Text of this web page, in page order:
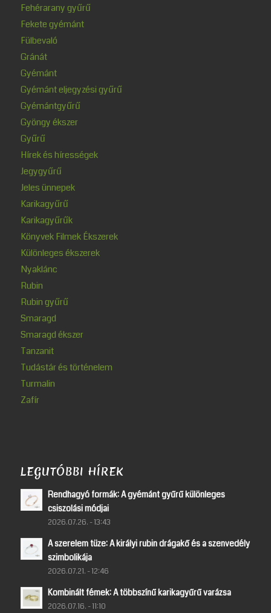
Fehérarany gyűrű
Fekete gyémánt
Fülbevaló
Gránát
Gyémánt
Gyémánt eljegyzési gyűrű
Gyémántgyűrű
Gyöngy ékszer
Gyűrű
Hírek és hírességek
Jegygyűrű
Jeles ünnepek
Karikagyűrű
Karikagyűrűk
Könyvek Filmek Ékszerek
Különleges ékszerek
Nyaklánc
Rubin
Rubin gyűrű
Smaragd
Smaragd ékszer
Tanzanit
Tudástár és történelem
Turmalin
Zafír
LEGUTÓBBI HÍREK
Rendhagyó formák: A gyémánt gyűrű különleges
csiszolási módjai
2026.07.26. - 13:43
A szerelem tüze: A királyi rubin drágakő és a szenvedély
szimbolikája
2026.07.21. - 12:46
Kombinált fémek: A többszínű karikagyűrű varázsa
2026.07.16. - 11:10